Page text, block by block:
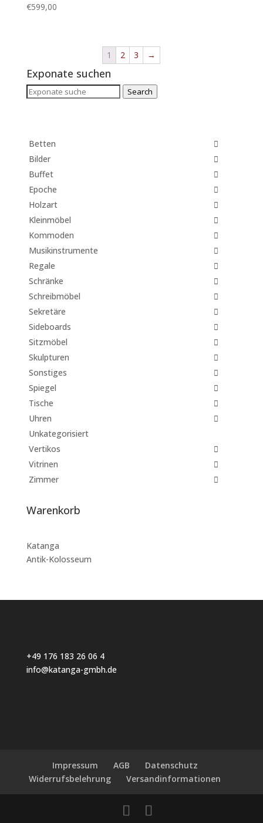
€599,00
1 2 3 →
Exponate suchen
Search
Search
Betten
Bilder
Buffet
Epoche
Holzart
Kleinmöbel
Kommoden
Musikinstrumente
Regale
Schränke
Schreibmöbel
Sekretäre
Sideboards
Sitzmöbel
Skulpturen
Sonstiges
Spiegel
Tische
Uhren
Unkategorisiert
Vertikos
Vitrinen
Zimmer
Warenkorb
Katanga
Antik-Kolosseum
+49 176 183 26 06 4
info@katanga-gmbh.de
Impressum AGB
Datenschutz
Widerrufsbelehrung
Versandinformationen